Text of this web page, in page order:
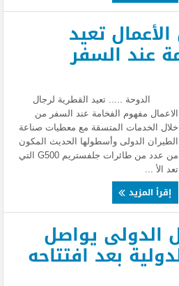
تعيد
عند السفر
الدوحة ..... تعيد القطرية لرجال
الاعمال مفهوم الفخامة عند السفر من
خلال الخدمات المتسقة مع معطيات صناعة
الطيران الدولى وأسطولها الحديث المكون
من عدد من طائرات جلفستريم G500 التي
تعد الأ ...
إقرأ المزيد
الدولى يواصل
بعد افتتاحه